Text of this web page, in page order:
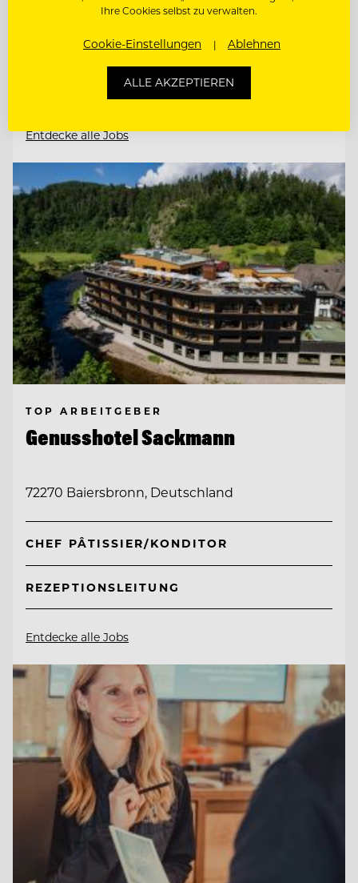
SOUS CHEF GOURMET (M/W/D)
STELLVERTRETENDE
Entdecke alle Jobs
TOP ARBEITGEBER
Genusshotel Sackmann
72270 Baiersbronn, Deutschland
CHEF PÂTISSIER/KONDITOR
REZEPTIONSLEITUNG
Entdecke alle Jobs
Ihre Cookies selbst zu verwalten.
Cookie-Einstellungen Ablehnen
ALLE AKZEPTIEREN